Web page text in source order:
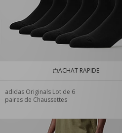
ACHAT RAPIDE
adidas Originals Lot de 6
paires de Chaussettes